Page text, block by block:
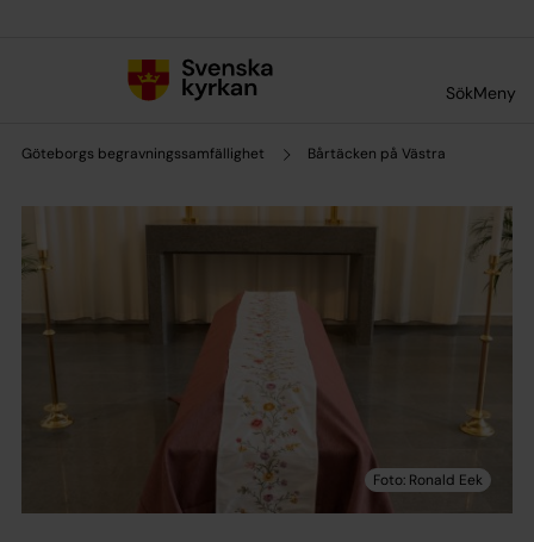
SökMeny
Göteborgs begravningssamfällighet Bårtäcken på Västra